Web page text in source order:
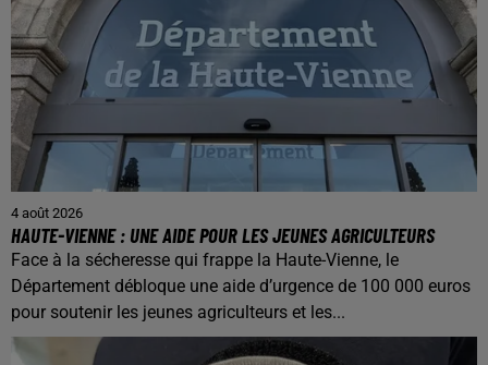
4 août 2026
HAUTE-VIENNE : UNE AIDE POUR LES JEUNES AGRICULTEURS
Face à la sécheresse qui frappe la Haute-Vienne, le
Département débloque une aide d’urgence de 100 000 euros
pour soutenir les jeunes agriculteurs et les...